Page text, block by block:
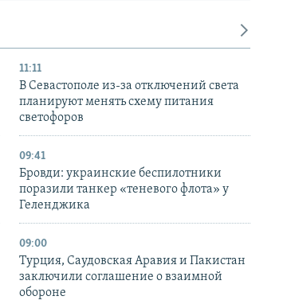
11:11
В Севастополе из-за отключений света
планируют менять схему питания
светофоров
09:41
Бровди: украинские беспилотники
поразили танкер «теневого флота» у
Геленджика
09:00
Турция, Саудовская Аравия и Пакистан
заключили соглашение о взаимной
обороне